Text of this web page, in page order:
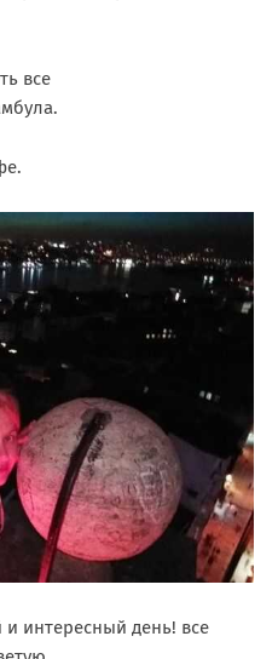
все
интересный день! все